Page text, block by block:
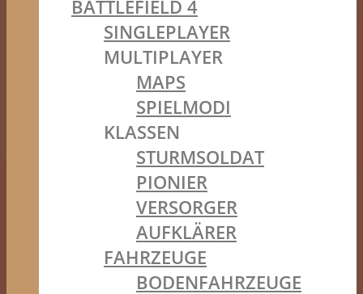
BATTLEFIELD 4
SINGLEPLAYER
MULTIPLAYER
MAPS
SPIELMODI
KLASSEN
STURMSOLDAT
PIONIER
VERSORGER
AUFKLÄRER
FAHRZEUGE
BODENFAHRZEUGE